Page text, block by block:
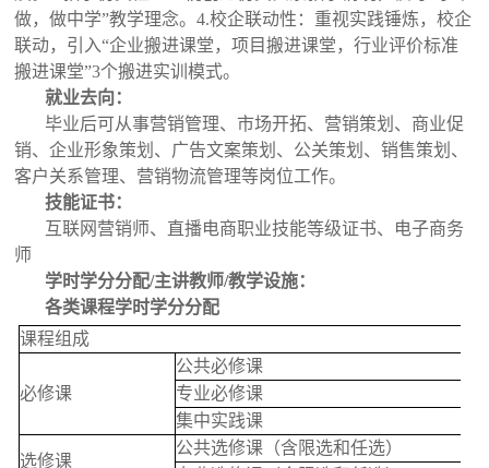
做，做中学”教学理念。4.校企联动性：重视实践锤炼，校企
联动，引入“企业搬进课堂，项目搬进课堂，行业评价标准
搬进课堂”3个搬进实训模式。
就业去向：
毕业后可从事营销管理、市场开拓、营销策划、商业促
销、企业形象策划、广告文案策划、公关策划、销售策划、
客户关系管理、营销物流管理等岗位工作。
技能证书：
互联网营销师、直播电商职业技能等级证书、电子商务
师
学时学分分配/主讲教师/教学设施：
各类课程学时学分分配
课程组成
必修课
公共必修课
专业必修课
集中实践课
选修课
公共选修课（含限选和任选）